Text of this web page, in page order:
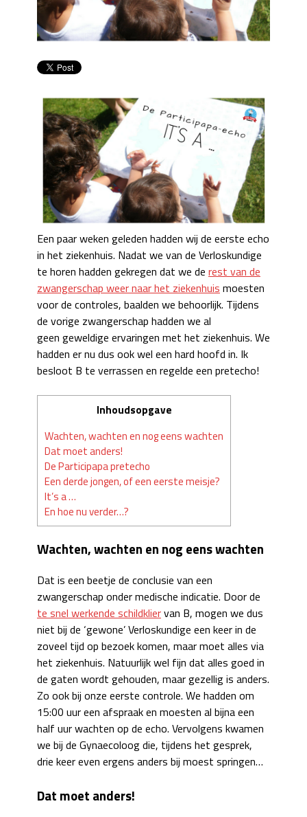
Een paar weken geleden hadden wij de eerste echo
in het ziekenhuis. Nadat we van de Verloskundige
te horen hadden gekregen dat we de rest van de
zwangerschap weer naar het ziekenhuis moesten
voor de controles, baalden we behoorlijk. Tijdens
de vorige zwangerschap hadden we al
geen geweldige ervaringen met het ziekenhuis. We
hadden er nu dus ook wel een hard hoofd in. Ik
besloot B te verrassen en regelde een pretecho!
Inhoudsopgave
Wachten, wachten en nog eens wachten
Dat moet anders!
De Participapa pretecho
Een derde jongen, of een eerste meisje?
It’s a …
En hoe nu verder…?
Wachten, wachten en nog eens wachten
Dat is een beetje de conclusie van een
zwangerschap onder medische indicatie. Door de
te snel werkende schildkliervan B, mogen we dus
niet bij de ‘gewone’ Verloskundige een keer in de
zoveel tijd op bezoek komen, maar moet alles via
het ziekenhuis. Natuurlijk wel fijn dat alles goed in
de gaten wordt gehouden, maar gezellig is anders.
Zo ook bij onze eerste controle. We hadden om
15:00 uur een afspraak en moesten al bijna een
half uur wachten op de echo. Vervolgens kwamen
we bij de Gynaecoloog die, tijdens het gesprek,
drie keer even ergens anders bij moest springen…
Dat moet anders!